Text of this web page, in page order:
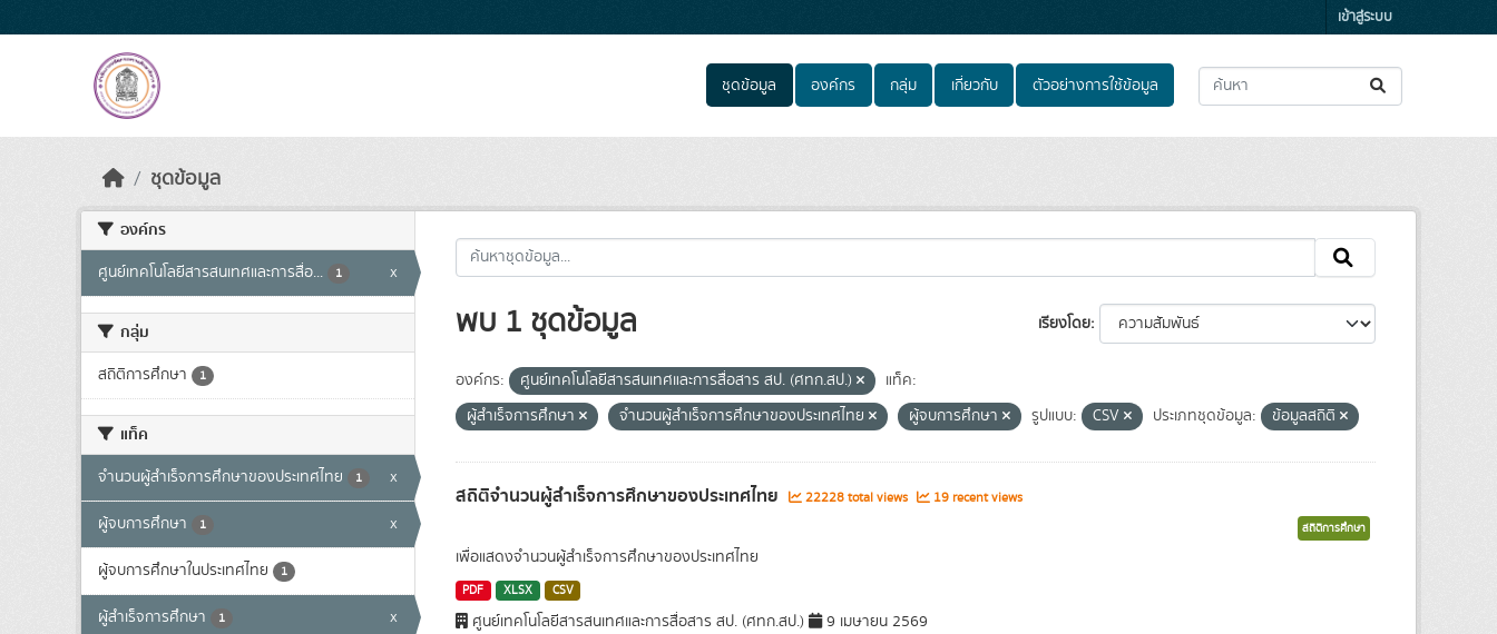
เข้าสู่ระบบ
ชุดข้อมูล องค์กร กลุ่ม เกี่ยวกับ ตัวอย่างการใช้ข้อมูล
ชุดข้อมูล
องค์กร
ศูนย์เทคโนโลยีสารสนเทศและการสื่อ... 1 x
กลุ่ม
สถิติการศึกษา 1
แท็ค
จำนวนผู้สำเร็จการศึกษาของประเทศไทย 1 x
ผู้จบการศึกษา 1 x
ผู้จบการศึกษาในประเทศไทย 1
ผู้สำเร็จการศึกษา 1 x
เรียงโดย
พบ 1 ชุดข้อมูล
องค์กร: ศูนย์เทคโนโลยีสารสนเทศและการสื่อสาร สป. (ศทก.สป.)
แท็ค:
ผู้สำเร็จการศึกษา
จำนวนผู้สำเร็จการศึกษาของประเทศไทย ผู้จบการศึกษา รูปแบบ: CSV ประเภทชุดข้อมูล: ข้อมูลสถิติ
สถิติจำนวนผู้สำเร็จการศึกษาของประเทศไทย 22228 total views 19 recent views
สถิติการศึกษา
เพื่อแสดงจำนวนผู้สำเร็จการศึกษาของประเทศไทย
PDF XLSX CSV
ศูนย์เทคโนโลยีสารสนเทศและการสื่อสาร สป. (ศทก.สป.) 9 เมษายน 2569